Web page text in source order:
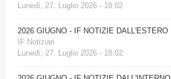
Lunedì, 27. Luglio 2026 - 18:02
2026 GIUGNO - IF NOTIZIE DALL'ESTERO
IF Notiziari
Lunedì, 27. Luglio 2026 - 18:02